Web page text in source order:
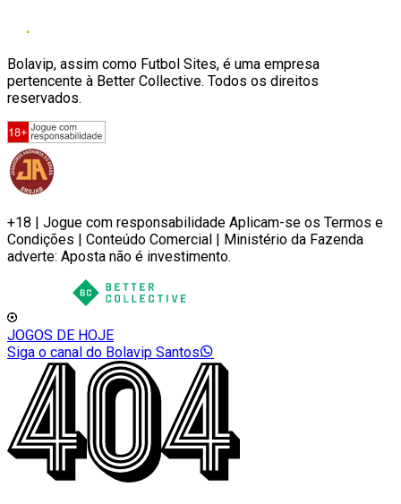
Bolavip, assim como Futbol Sites, é uma empresa
pertencente à Better Collective. Todos os direitos
reservados.
+18 | Jogue com responsabilidade Aplicam-se os Termos e
Condições | Conteúdo Comercial | Ministério da Fazenda
adverte: Aposta não é investimento.
JOGOS DE HOJE
Siga o canal do Bolavip Santos